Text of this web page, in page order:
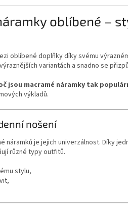
oblíbené –
oblíbené doplňky díky svému
variantách a snadno se
jsou macramé náramky tak
výkladů.
nošení
náramků je jejich univerzálnost. Díky
různé typy outfitů.
stylu,